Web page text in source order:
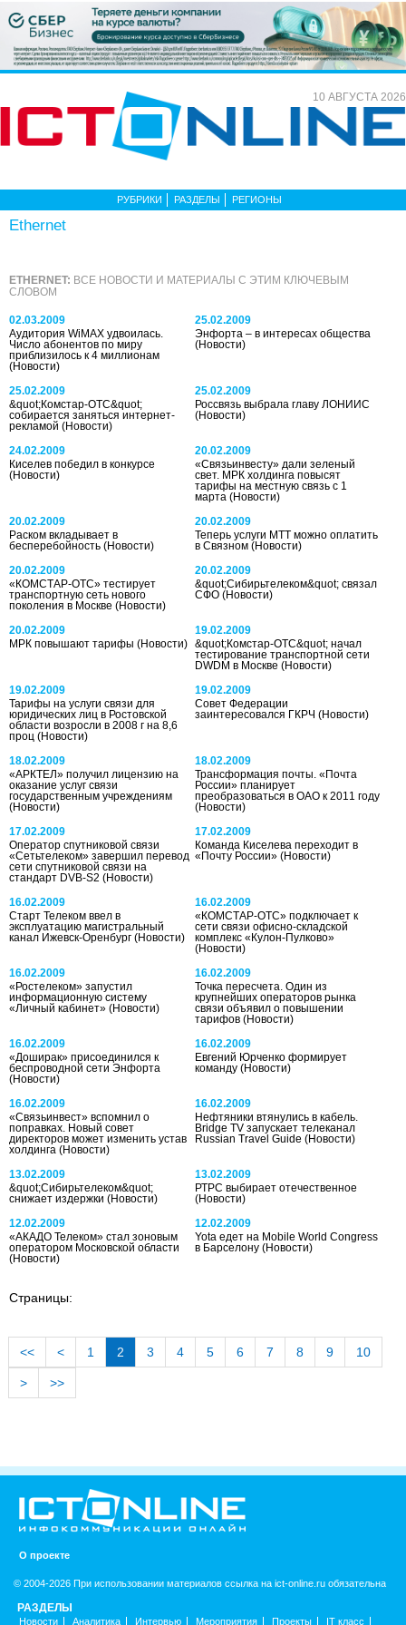
10 АВГУСТА 2026
РУБРИКИ РАЗДЕЛЫ РЕГИОНЫ
Ethernet
ETHERNET: ВСЕ НОВОСТИ И МАТЕРИАЛЫ С ЭТИМ КЛЮЧЕВЫМ
СЛОВОМ
02.03.2009
Аудитория WiMAX удвоилась.
Число абонентов по миру
приблизилось к 4 миллионам
(Новости)
25.02.2009
Энфорта – в интересах общества
(Новости)
25.02.2009
&quot;Комстар-ОТС&quot;
собирается заняться интернет-
рекламой (Новости)
25.02.2009
Россвязь выбрала главу ЛОНИИС
(Новости)
24.02.2009
Киселев победил в конкурсе
(Новости)
20.02.2009
«Связьинвесту» дали зеленый
свет. МРК холдинга повысят
тарифы на местную связь с 1
марта(Новости)
20.02.2009
Раском вкладывает в
бесперебойность (Новости)
20.02.2009
Теперь услуги МТТ можно оплатить
в Связном(Новости)
20.02.2009
«КОМСТАР-ОТС» тестирует
транспортную сеть нового
поколения в Москве (Новости)
20.02.2009
&quot;Сибирьтелеком&quot; связал
СФО(Новости)
20.02.2009
МРК повышают тарифы (Новости)
19.02.2009
&quot;Комстар-ОТС&quot; начал
тестирование транспортной сети
DWDM в Москве(Новости)
19.02.2009
Тарифы на услуги связи для
юридических лиц в Ростовской
области возросли в 2008 г на 8,6
проц (Новости)
19.02.2009
Совет Федерации
заинтересовался ГКРЧ(Новости)
18.02.2009
«АРКТЕЛ» получил лицензию на
оказание услуг связи
государственным учреждениям
(Новости)
18.02.2009
Трансформация почты. «Почта
России» планирует
преобразоваться в ОАО к 2011 году
(Новости)
17.02.2009
Оператор спутниковой связи
«Сетьтелеком» завершил перевод
сети спутниковой связи на
стандарт DVB-S2 (Новости)
17.02.2009
Команда Киселева переходит в
«Почту России»(Новости)
16.02.2009
Старт Телеком ввел в
эксплуатацию магистральный
канал Ижевск-Оренбург (Новости)
16.02.2009
«КОМСТАР-ОТС» подключает к
сети связи офисно-складской
комплекс «Кулон-Пулково»
(Новости)
16.02.2009
«Ростелеком» запустил
информационную систему
«Личный кабинет» (Новости)
16.02.2009
Точка пересчета. Один из
крупнейших операторов рынка
связи объявил о повышении
тарифов(Новости)
16.02.2009
«Доширак» присоединился к
беспроводной сети Энфорта
(Новости)
16.02.2009
Евгений Юрченко формирует
команду(Новости)
16.02.2009
«Связьинвест» вспомнил о
поправках. Новый совет
директоров может изменить устав
холдинга (Новости)
16.02.2009
Нефтяники втянулись в кабель.
Bridge TV запускает телеканал
Russian Travel Guide(Новости)
13.02.2009
&quot;Сибирьтелеком&quot;
снижает издержки (Новости)
13.02.2009
РТРС выбирает отечественное
(Новости)
12.02.2009
«АКАДО Телеком» стал зоновым
оператором Московской области
(Новости)
12.02.2009
Yota едет на Mobile World Congress
в Барселону(Новости)
Страницы:
<< < 1 2 3 4 5 6 7 8 9 10
> >>
О проекте
© 2004-2026 При использовании материалов ссылка на ict-online.ru обязательна
РАЗДЕЛЫ
Новости Аналитика Интервью Мероприятия Проекты IT класс